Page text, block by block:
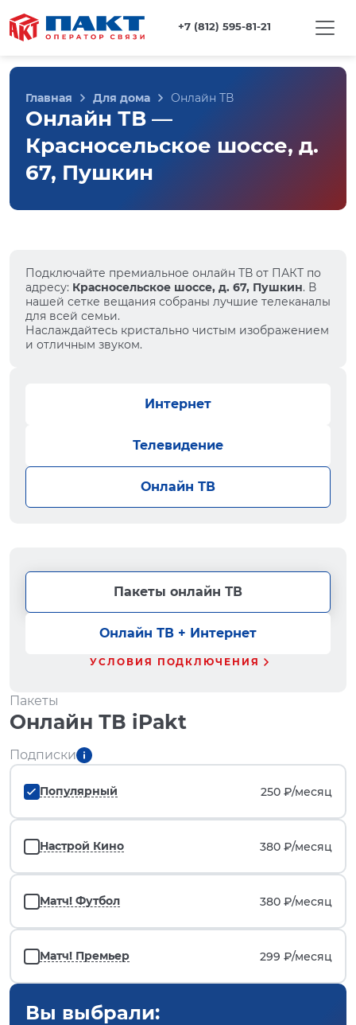
+7 (812) 595-81-21
Главная Для дома Онлайн ТВ
Онлайн ТВ —
Красносельское шоссе, д.
67, Пушкин
Подключайте премиальное онлайн ТВ от ПАКТ по
адресу: Красносельское шоссе, д. 67, Пушкин. В
нашей сетке вещания собраны лучшие телеканалы
для всей семьи.
Наслаждайтесь кристально чистым изображением
и отличным звуком.
Интернет
Телевидение
Онлайн ТВ
Пакеты онлайн ТВ
Онлайн ТВ + Интернет
УСЛОВИЯ ПОДКЛЮЧЕНИЯ
Пакеты
Онлайн ТВ iPakt
Подписки
Популярный 250 ₽/месяц
Настрой Кино 380 ₽/месяц
Матч! Футбол 380 ₽/месяц
Матч! Премьер 299 ₽/месяц
Вы выбрали: